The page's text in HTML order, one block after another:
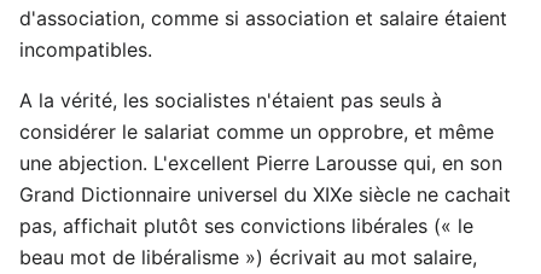
d'association, comme si association et salaire étaient
incompatibles.
A la vérité, les socialistes n'étaient pas seuls à
considérer le salariat comme un opprobre, et même
une abjection. L'excellent Pierre Larousse qui, en son
Grand Dictionnaire universel du XIXe siècle ne cachait
pas, affichait plutôt ses convictions libérales (« le
beau mot de libéralisme ») écrivait au mot salaire,